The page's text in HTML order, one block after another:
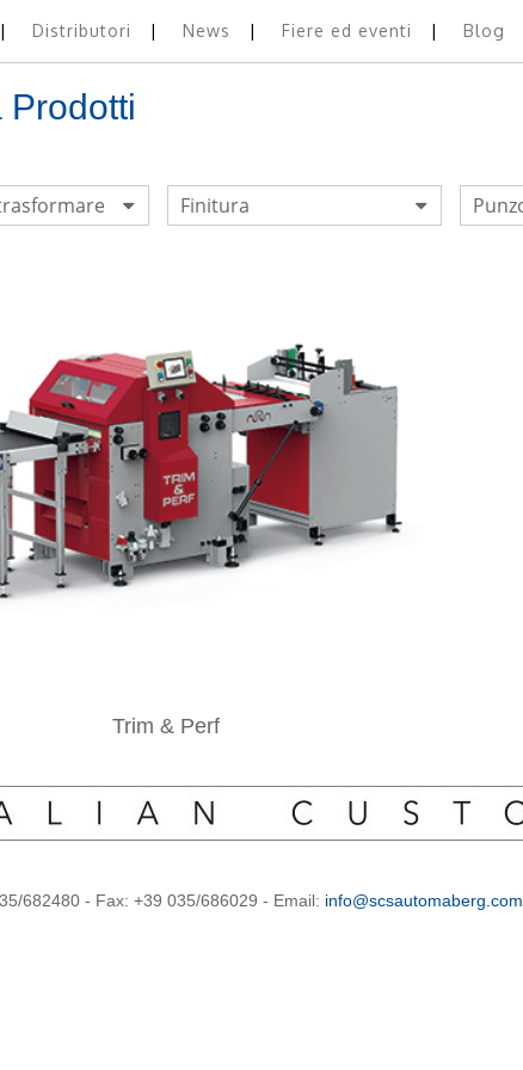
Distributori News Fiere ed eventi Blog
Prodotti
Trim & Perf
682480 - Fax: +39 035/686029 - Email: info@scsautomaberg.com